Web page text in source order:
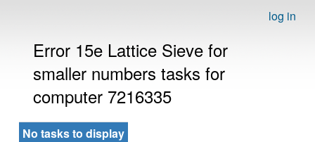
log in
Error 15e Lattice Sieve for
smaller numbers tasks for
computer 7216335
No tasks to display